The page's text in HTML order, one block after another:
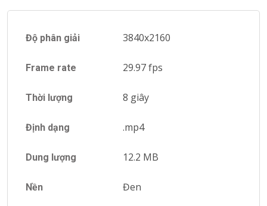
Độ phân giải 3840x2160
Frame rate 29.97 fps
Thời lượng 8 giây
Định dạng .mp4
Dung lượng 12.2 MB
Nền Đen